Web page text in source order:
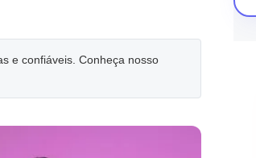
e confiáveis. Conheça nosso